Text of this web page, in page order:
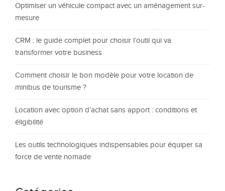
Optimiser un véhicule compact avec un aménagement sur-
mesure
CRM : le guide complet pour choisir l’outil qui va
transformer votre business
Comment choisir le bon modèle pour votre location de
minibus de tourisme ?
Location avec option d’achat sans apport : conditions et
éligibilité
Les outils technologiques indispensables pour équiper sa
force de vente nomade